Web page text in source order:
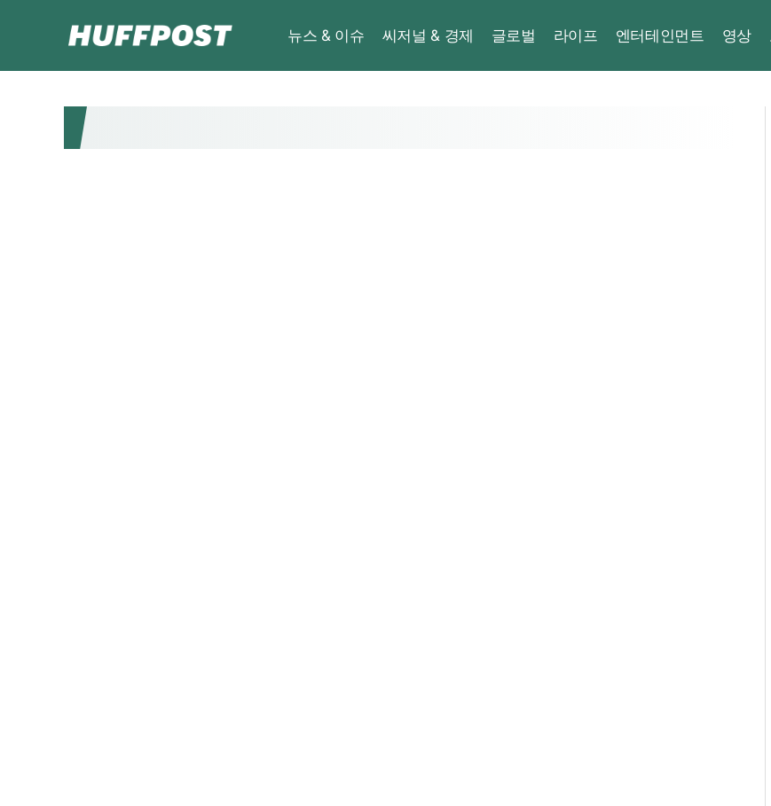
뉴스 & 이슈 씨저널 & 경제 글로벌 라이프 엔터테인먼트 영상